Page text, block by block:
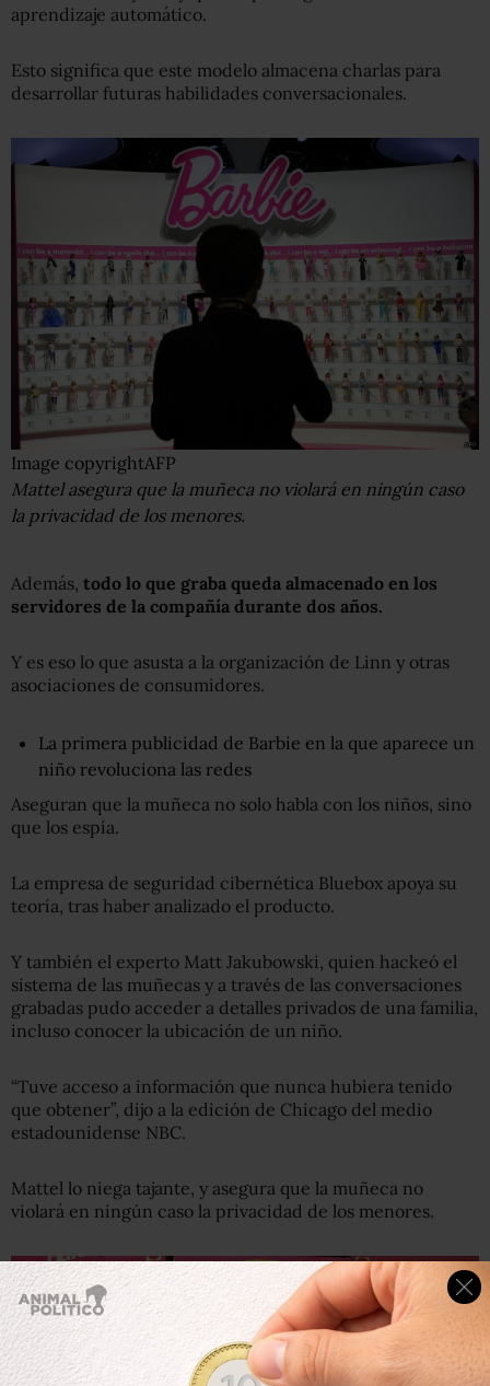
aprendizaje automático.
Esto significa que este modelo almacena charlas para
desarrollar futuras habilidades conversacionales.
Image copyrightAFP
Mattel asegura que la muñeca no violará en ningún caso
la privacidad de los menores.
Además, todo lo que graba queda almacenado en los
servidores de la compañía durante dos años.
Y es eso lo que asusta a la organización de Linn y otras
asociaciones de consumidores.
La primera publicidad de Barbie en la que aparece un
niño revoluciona las redes
Aseguran que la muñeca no solo habla con los niños, sino
que los espía.
La empresa de seguridad cibernética Bluebox apoya su
teoría, tras haber analizado el producto.
Y también el experto Matt Jakubowski, quien hackeó el
sistema de las muñecas y a través de las conversaciones
grabadas pudo acceder a detalles privados de una familia,
incluso conocer la ubicación de un niño.
“Tuve acceso a información que nunca hubiera tenido
que obtener”, dijo a la edición de Chicago del medio
estadounidense NBC.
Mattel lo niega tajante, y asegura que la muñeca no
violará en ningún caso la privacidad de los menores.